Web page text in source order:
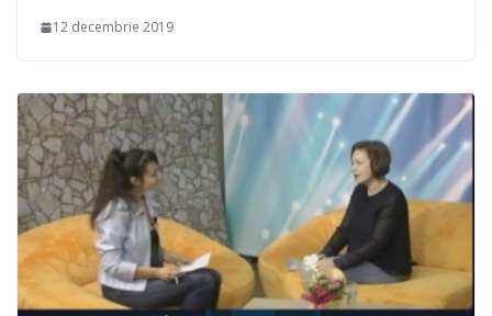
12 decembrie 2019